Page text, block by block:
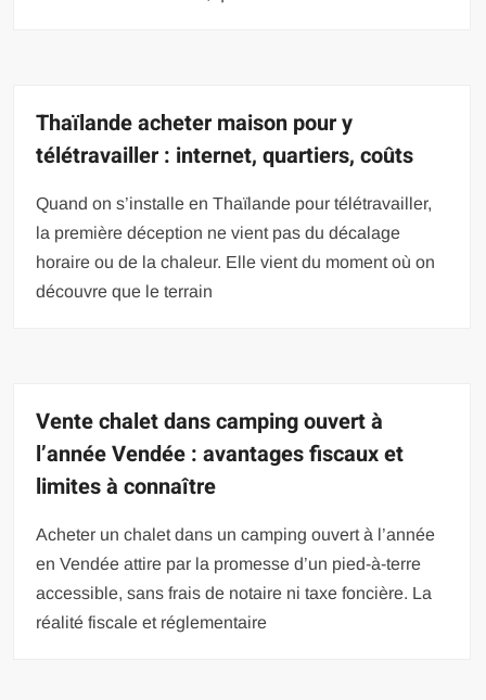
Thaïlande acheter maison pour y
télétravailler : internet, quartiers, coûts
Quand on s’installe en Thaïlande pour télétravailler,
la première déception ne vient pas du décalage
horaire ou de la chaleur. Elle vient du moment où on
découvre que le terrain
Vente chalet dans camping ouvert à
l’année Vendée : avantages fiscaux et
limites à connaître
Acheter un chalet dans un camping ouvert à l’année
en Vendée attire par la promesse d’un pied-à-terre
accessible, sans frais de notaire ni taxe foncière. La
réalité fiscale et réglementaire